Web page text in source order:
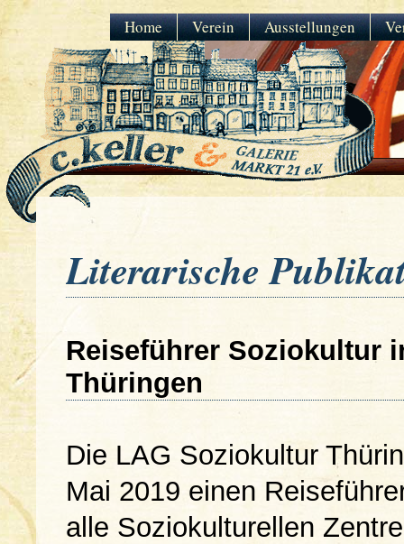
Home Verein Ausstellungen
Literarische
Reiseführer Soziokultur
Thüringen
Die LAG Soziokultur
Mai 2019 einen
alle Soziokulturellen